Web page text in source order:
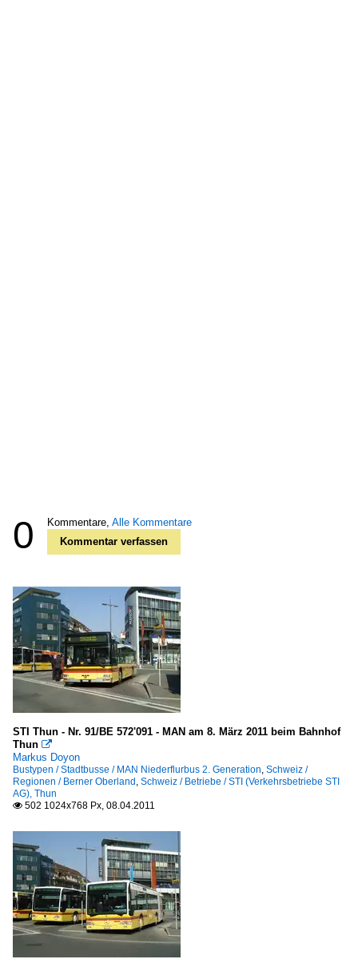
0 Kommentare, Alle Kommentare
Kommentar verfassen
STI Thun - Nr. 91/BE 572'091 - MAN am 8. März 2011 beim Bahnhof
Thun 
Markus Doyon
Bustypen / Stadtbusse / MAN Niederflurbus 2. Generation, Schweiz /
Regionen / Berner Oberland , Schweiz / Betriebe / STI (Verkehrsbetriebe STI
AG), Thun
 502 1024x768 Px, 08.04.2011